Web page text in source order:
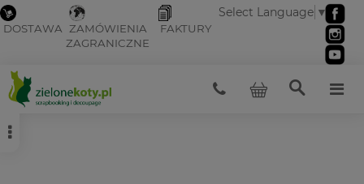
DOSTAWA ZAMÓWIENIA
ZAGRANICZNE
FAKTURY
Select Language ▼